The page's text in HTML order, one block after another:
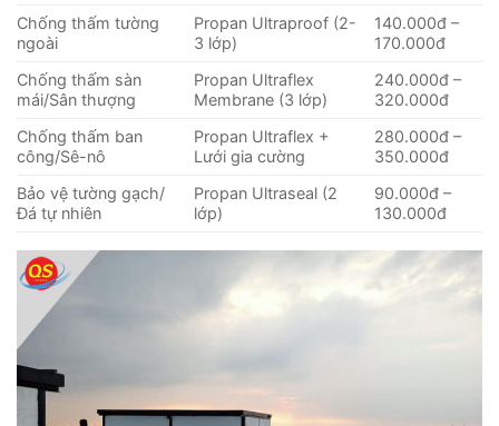
Chống thấm tường
ngoài
Propan Ultraproof (2-
3 lớp)
140.000đ –
170.000đ
Chống thấm sàn
mái/Sân thượng
Propan Ultraflex
Membrane (3 lớp)
240.000đ –
320.000đ
Chống thấm ban
công/Sê-nô
Propan Ultraflex +
Lưới gia cường
280.000đ –
350.000đ
Bảo vệ tường gạch/
Đá tự nhiên
Propan Ultraseal (2
lớp)
90.000đ –
130.000đ